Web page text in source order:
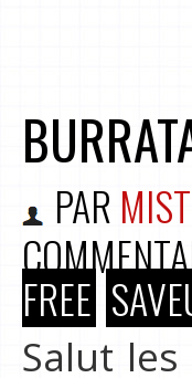
PAR
FREE
Salut